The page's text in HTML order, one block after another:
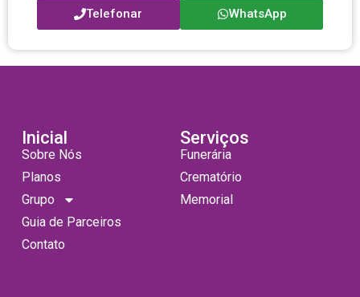
Telefonar WhatsApp
Inicial
Sobre Nós
Planos
Grupo
Guia de Parceiros
Contato
Serviços
Funerária
Crematório
Memorial